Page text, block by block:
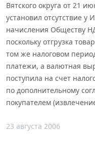
Вятского округа от 21
установил отсутствие у
начисления Обществу
поскольку отгрузка
том же налоговом
платежи, а валютная
поступила на счет
по дополнительному
покупателем
23 августа 2006